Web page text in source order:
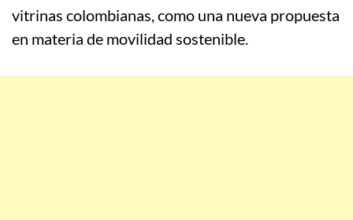
vitrinas colombianas, como una nueva propuesta
en materia de movilidad sostenible.